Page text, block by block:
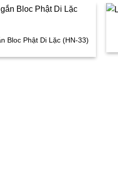
Bloc Phật Di Lặc (HN-33)